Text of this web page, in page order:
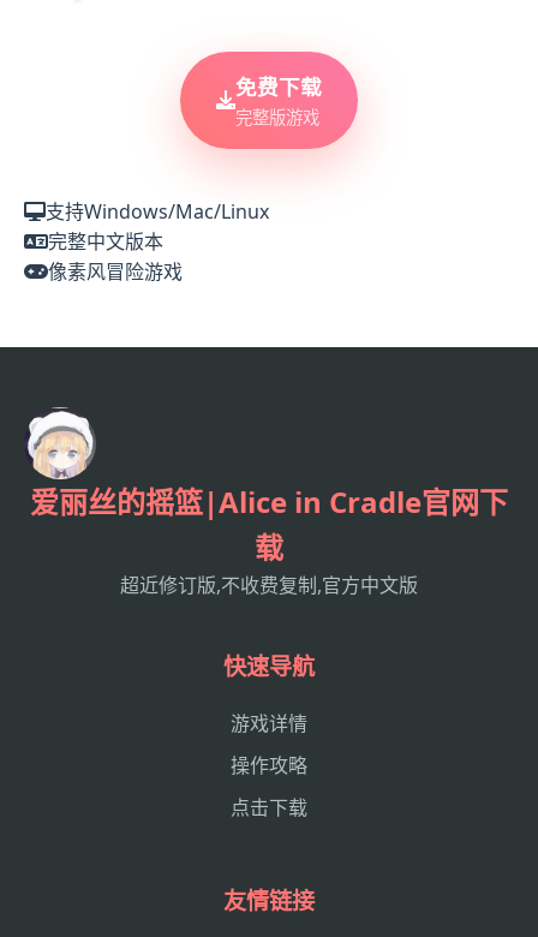
免费下载
完整版游戏
支持Windows/Mac/Linux
完整中文版本
像素风冒险游戏
爱丽丝的摇篮|Alice in Cradle官网下
载
超近修订版,不收费复制,官方中文版
快速导航
游戏详情
操作攻略
点击下载
友情链接